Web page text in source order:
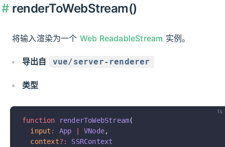
renderToWebStream()
将输入渲染为一个 Web ReadableStream 实例。
导出自 vue/server-renderer
类型
ts
function renderToWebStream(
  input
: App VNode,
  context
?:
SSRContext